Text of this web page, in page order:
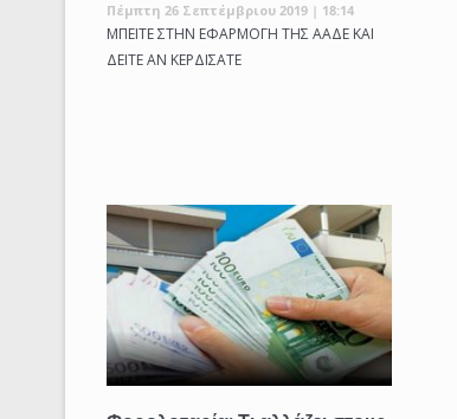
Πέμπτη 26 Σεπτέμβριου 2019 | 18:14
ΜΠΕΙΤΕ ΣΤΗΝ ΕΦΑΡΜΟΓΗ ΤΗΣ ΑΑΔΕ ΚΑΙ
ΔΕΙΤΕ ΑΝ ΚΕΡΔΙΣΑΤΕ